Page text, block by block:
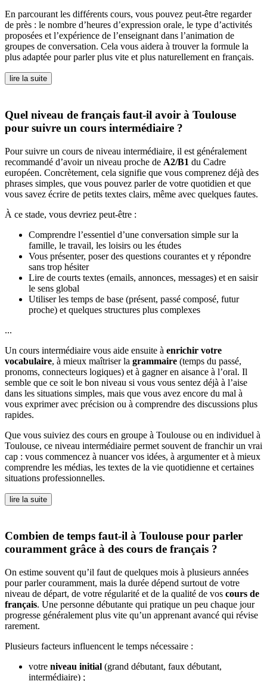
En parcourant les différents cours, vous pouvez peut-être regarder
de près : le nombre d’heures d’expression orale, le type d’activités
proposées et l’expérience de l’enseignant dans l’animation de
groupes de conversation. Cela vous aidera à trouver la formule la
plus adaptée pour parler plus vite et plus naturellement en français.
lire la suite
Quel niveau de français faut-il avoir à Toulouse
pour suivre un cours intermédiaire ?
Pour suivre un cours de niveau intermédiaire, il est généralement
recommandé d’avoir un niveau proche de A2/B1 du Cadre
européen. Concrètement, cela signifie que vous comprenez déjà des
phrases simples, que vous pouvez parler de votre quotidien et que
vous savez écrire de petits textes clairs, même avec quelques fautes.
À ce stade, vous devriez peut-être :
Comprendre l’essentiel d’une conversation simple sur la
famille, le travail, les loisirs ou les études
Vous présenter, poser des questions courantes et y répondre
sans trop hésiter
Lire de courts textes (emails, annonces, messages) et en saisir
le sens global
Utiliser les temps de base (présent, passé composé, futur
proche) et quelques structures plus complexes
...
Un cours intermédiaire vous aide ensuite à enrichir votre
vocabulaire, à mieux maîtriser la grammaire (temps du passé,
pronoms, connecteurs logiques) et à gagner en aisance à l’oral. Il
semble que ce soit le bon niveau si vous vous sentez déjà à l’aise
dans les situations simples, mais que vous avez encore du mal à
vous exprimer avec précision ou à comprendre des discussions plus
rapides.
Que vous suiviez des cours en groupe à Toulouse ou en individuel à
Toulouse, ce niveau intermédiaire permet souvent de franchir un vrai
cap : vous commencez à nuancer vos idées, à argumenter et à mieux
comprendre les médias, les textes de la vie quotidienne et certaines
situations professionnelles.
lire la suite
Combien de temps faut-il à Toulouse pour parler
couramment grâce à des cours de français ?
On estime souvent qu’il faut de quelques mois à plusieurs années
pour parler couramment, mais la durée dépend surtout de votre
niveau de départ, de votre régularité et de la qualité de vos cours de
français. Une personne débutante qui pratique un peu chaque jour
progresse généralement plus vite qu’un apprenant avancé qui révise
rarement.
Plusieurs facteurs influencent le temps nécessaire :
votre niveau initial (grand débutant, faux débutant,
intermédiaire) ;